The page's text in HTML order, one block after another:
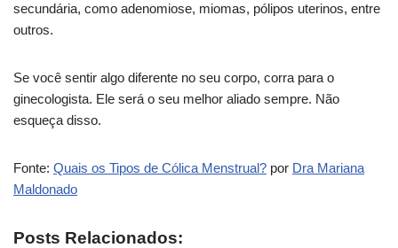
secundária, como adenomiose, miomas, pólipos uterinos, entre
outros.
Se você sentir algo diferente no seu corpo, corra para o
ginecologista. Ele será o seu melhor aliado sempre. Não
esqueça disso.
Fonte: Quais os Tipos de Cólica Menstrual? por Dra Mariana
Maldonado
Posts Relacionados: